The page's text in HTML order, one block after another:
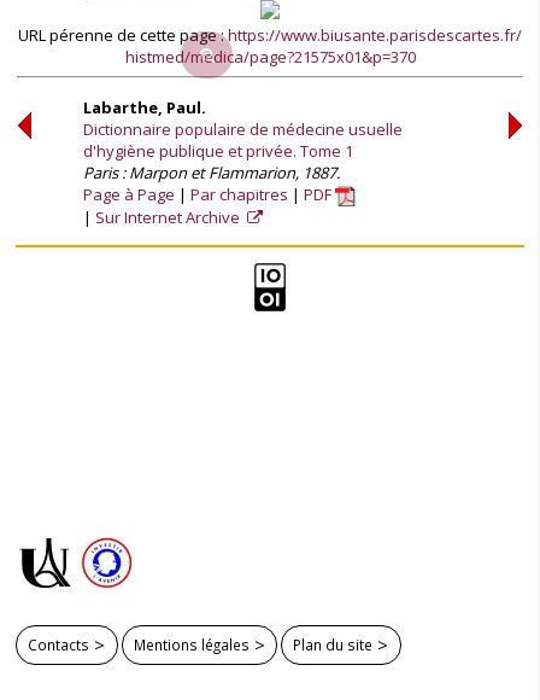
URL pérenne de cette page :https://www.biusante.parisdescartes.fr/
histmed/medica/page?21575x01&p=370
Labarthe, Paul.
Dictionnaire populaire de médecine usuelle
d'hygiène publique et privée. Tome 1
Paris : Marpon et Flammarion, 1887.
Page à Page
Par chapitres
PDF
Sur Internet Archive
Contacts Mentions légales Plan du site